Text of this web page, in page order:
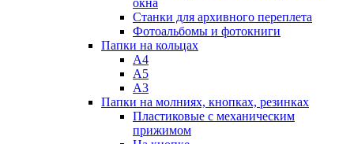
окна
Станки для архивного переплета
Фотоальбомы и фотокниги
Папки на кольцах
А4
А5
А3
Папки на молниях, кнопках, резинках
Пластиковые с механическим
прижимом